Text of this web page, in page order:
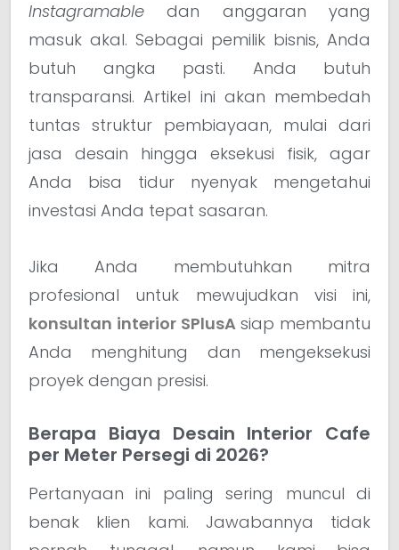
Instagramable dan anggaran yang
masuk akal. Sebagai pemilik bisnis, Anda
butuh angka pasti. Anda butuh
transparansi. Artikel ini akan membedah
tuntas struktur pembiayaan, mulai dari
jasa desain hingga eksekusi fisik, agar
Anda bisa tidur nyenyak mengetahui
investasi Anda tepat sasaran.
Jika Anda membutuhkan mitra
profesional untuk mewujudkan visi ini,
konsultan interior SPlusAsiap membantu
Anda menghitung dan mengeksekusi
proyek dengan presisi.
Berapa Biaya Desain Interior Cafe
per Meter Persegi di 2026?
Pertanyaan ini paling sering muncul di
benak klien kami. Jawabannya tidak